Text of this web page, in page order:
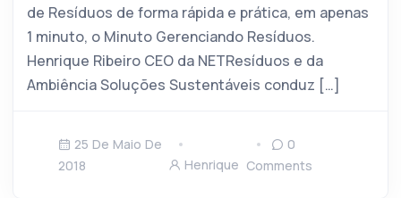
de Resíduos de forma rápida e prática, em apenas
1 minuto, o Minuto Gerenciando Resíduos.
Henrique Ribeiro CEO da NETResíduos e da
Ambiência Soluções Sustentáveis conduz […]
25 De Maio De
2018
Henrique
0
Comments